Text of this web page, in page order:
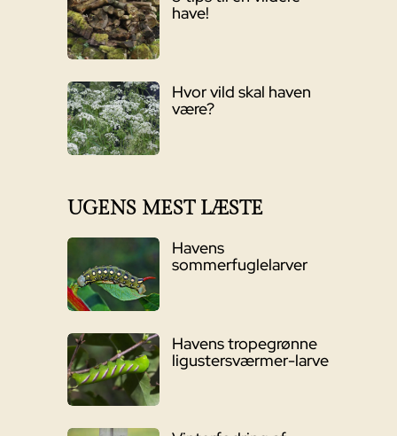
have!
Hvor vild skal haven
være?
UGENS MEST LÆSTE
Havens
sommerfuglelarver
Havens tropegrønne
ligustersværmer-larve